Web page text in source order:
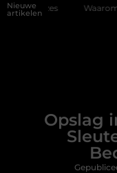
Nieuwe
artikelen
Waarom kiezen voor een
Opslag